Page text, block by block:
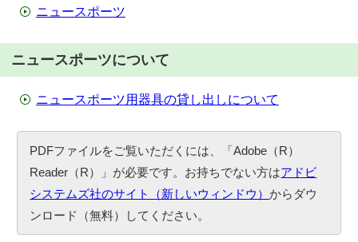
ニュースポーツ
ニュースポーツについて
ニュースポーツ用器具の貸し出しについて
PDFファイルをご覧いただくには、「Adobe（R）
Reader（R）」が必要です。お持ちでない方はアドビ
システムズ社のサイト（新しいウィンドウ）からダウ
ンロード（無料）してください。